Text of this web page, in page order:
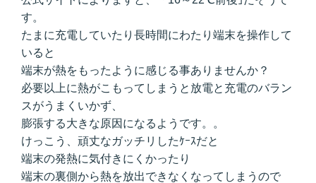
す。
たまに充電していたり長時間にわたり端末を操作して
いると
端末が熱をもったように感じる事ありませんか？
必要以上に熱がこもってしまうと放電と充電のバラン
スがうまくいかず、
膨張する大きな原因になるようです。。
けっこう、頑丈なガッチリしたｹｰｽだと
端末の発熱に気付きにくかったり
端末の裏側から熱を放出できなくなってしまうので